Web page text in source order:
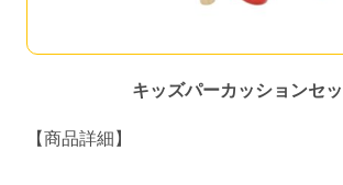
キッズパーカッションセ
【商品詳細】